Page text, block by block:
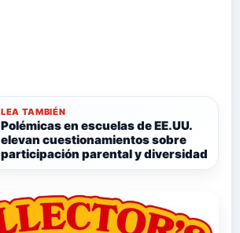
LEA TAMBIÉN
Polémicas en escuelas de EE.UU.
elevan cuestionamientos sobre
participación parental y diversidad